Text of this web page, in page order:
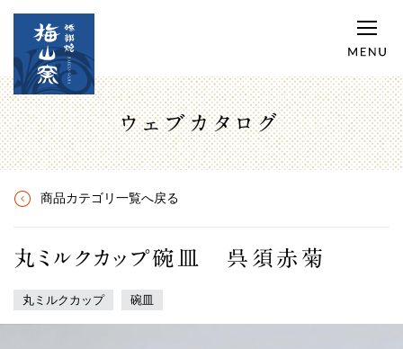
ウェブカタログ
商品カテゴリ一覧へ戻る
丸ミルクカップ碗皿 呉須赤菊
丸ミルクカップ 碗皿